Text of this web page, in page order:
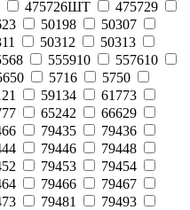
475726ШТ
475729
50198
50307
50312
50313
555910
557610
5716
5750
59134
61773
65242
66629
79435
79436
79446
79448
79453
79454
79466
79467
79481
79493